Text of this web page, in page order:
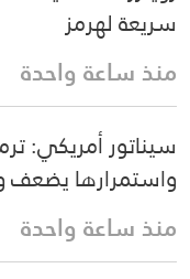
سريعة لهرمز
منذ ساعة واحدة
سيناتور أمريكي:
واستمرارها
منذ ساعة واحدة